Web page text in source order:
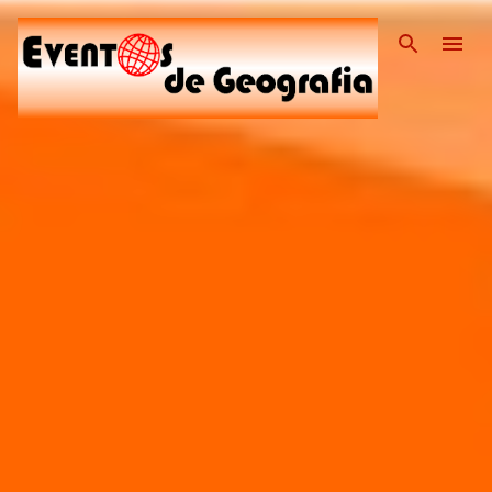
Pular para o conteúdo